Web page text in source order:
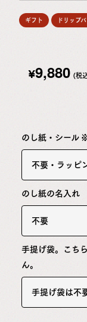
ギフト ドリップ
¥9,880 (税
のし紙・シール
不要・ラッピ
のし紙の名入れ
不要
手提げ袋。こち
ん。
手提げ袋は不